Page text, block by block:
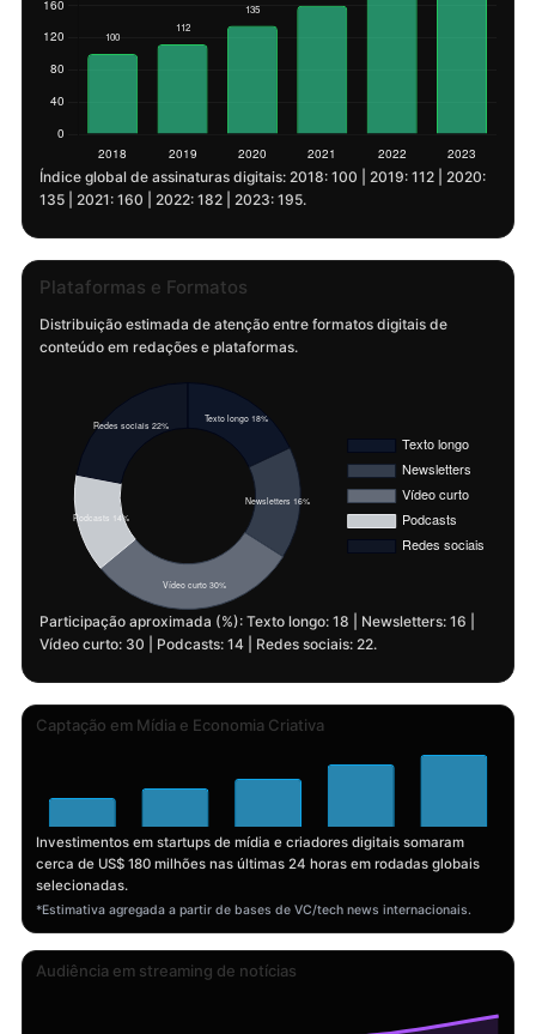
Índice global de assinaturas digitais: 2018: 100 | 2019: 112 | 2020:
135 | 2021: 160 | 2022: 182 | 2023: 195.
Plataformas e Formatos
Distribuição estimada de atenção entre formatos digitais de
conteúdo em redações e plataformas.
Participação aproximada (%): Texto longo: 18 | Newsletters: 16 |
Vídeo curto: 30 | Podcasts: 14 | Redes sociais: 22.
Captação em Mídia e Economia Criativa
Investimentos em startups de mídia e criadores digitais somaram
cerca de US$ 180 milhões nas últimas 24 horas em rodadas globais
selecionadas.
*Estimativa agregada a partir de bases de VC/tech news internacionais.
Audiência em streaming de notícias